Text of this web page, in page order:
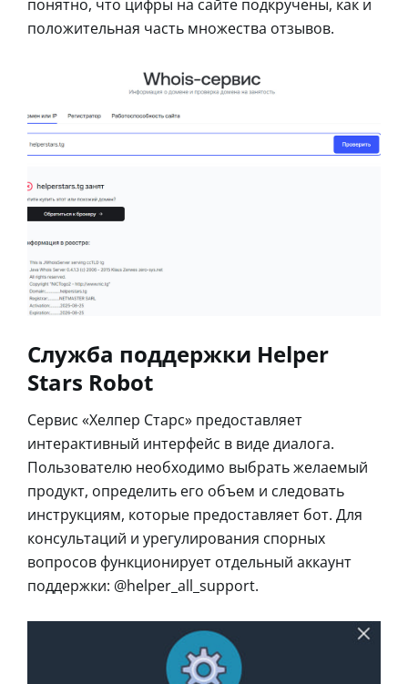
понятно, что цифры на сайте подкручены, как и
положительная часть множества отзывов.
Служба поддержки Helper
Stars Robot
Сервис «Хелпер Старс» предоставляет
интерактивный интерфейс в виде диалога.
Пользователю необходимо выбрать желаемый
продукт, определить его объем и следовать
инструкциям, которые предоставляет бот. Для
консультаций и урегулирования спорных
вопросов функционирует отдельный аккаунт
поддержки: @helper_all_support.